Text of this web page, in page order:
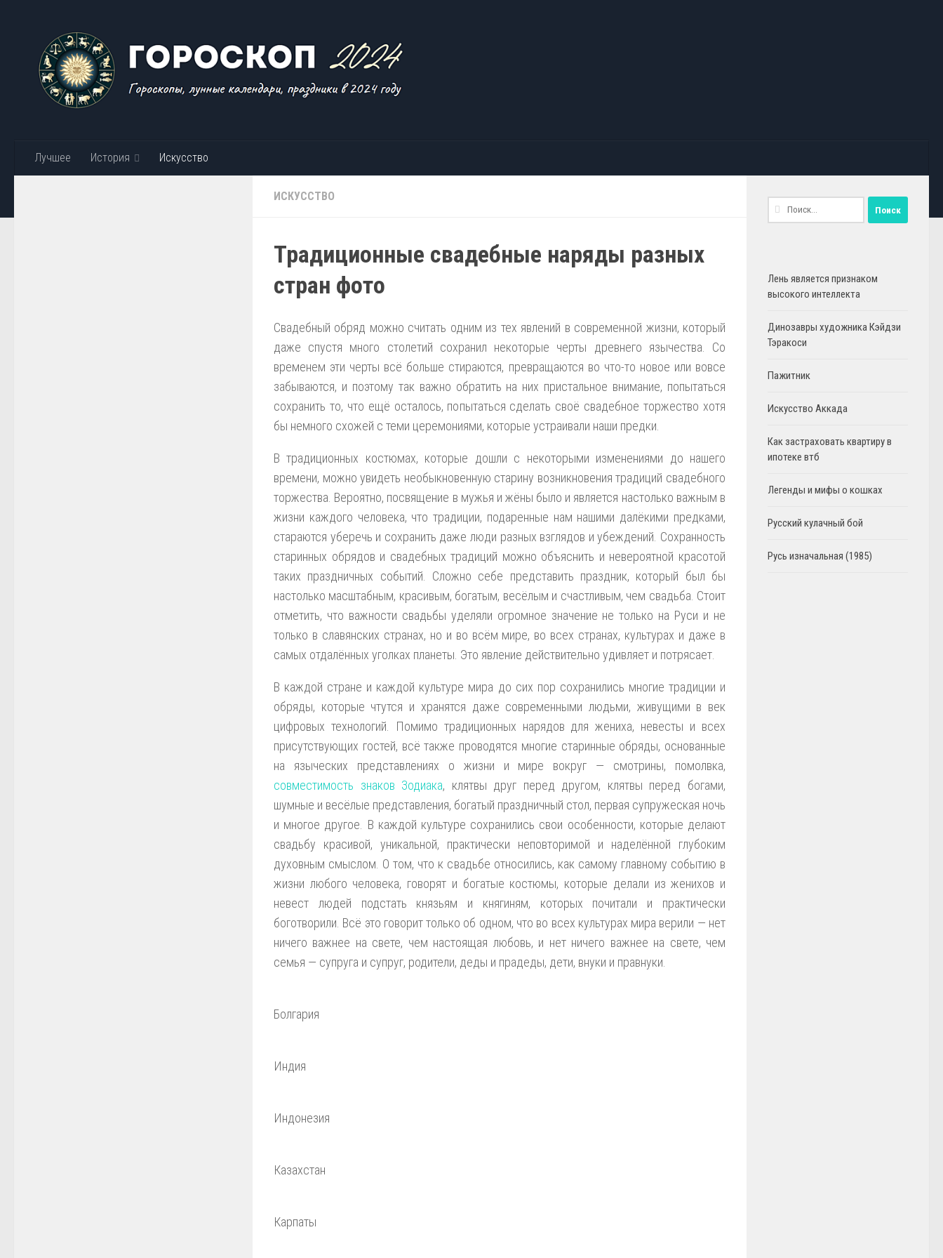
Лучшее История Искусство
ИСКУССТВО
Традиционные свадебные наряды разных
стран фото
Свадебный обряд можно считать одним из тех явлений в современной жизни, который
даже спустя много столетий сохранил некоторые черты древнего язычества. Со
временем эти черты всё больше стираются, превращаются во что-то новое или вовсе
забываются, и поэтому так важно обратить на них пристальное внимание, попытаться
сохранить то, что ещё осталось, попытаться сделать своё свадебное торжество хотя
бы немного схожей с теми церемониями, которые устраивали наши предки.
В традиционных костюмах, которые дошли с некоторыми изменениями до нашего
времени, можно увидеть необыкновенную старину возникновения традиций свадебного
торжества. Вероятно, посвящение в мужья и жёны было и является настолько важным в
жизни каждого человека, что традиции, подаренные нам нашими далёкими предками,
стараются уберечь и сохранить даже люди разных взглядов и убеждений. Сохранность
старинных обрядов и свадебных традиций можно объяснить и невероятной красотой
таких праздничных событий. Сложно себе представить праздник, который был бы
настолько масштабным, красивым, богатым, весёлым и счастливым, чем свадьба. Стоит
отметить, что важности свадьбы уделяли огромное значение не только на Руси и не
только в славянских странах, но и во всём мире, во всех странах, культурах и даже в
самых отдалённых уголках планеты. Это явление действительно удивляет и потрясает.
В каждой стране и каждой культуре мира до сих пор сохранились многие традиции и
обряды, которые чтутся и хранятся даже современными людьми, живущими в век
цифровых технологий. Помимо традиционных нарядов для жениха, невесты и всех
присутствующих гостей, всё также проводятся многие старинные обряды, основанные
на языческих представлениях о жизни и мире вокруг — смотрины, помолвка,
совместимость знаков Зодиака, клятвы друг перед другом, клятвы перед богами,
шумные и весёлые представления, богатый праздничный стол, первая супружеская ночь
и многое другое. В каждой культуре сохранились свои особенности, которые делают
свадьбу красивой, уникальной, практически неповторимой и наделённой глубоким
духовным смыслом. О том, что к свадьбе относились, как самому главному событию в
жизни любого человека, говорят и богатые костюмы, которые делали из женихов и
невест людей подстать князьям и княгиням, которых почитали и практически
боготворили. Всё это говорит только об одном, что во всех культурах мира верили — нет
ничего важнее на свете, чем настоящая любовь, и нет ничего важнее на свете, чем
семья — супруга и супруг, родители, деды и прадеды, дети, внуки и правнуки.
Болгария
Индия
Индонезия
Казахстан
Карпаты
Найти:
Лень является признаком
высокого интеллекта
Динозавры художника Кэйдзи
Тэракоси
Пажитник
Искусство Аккада
Как застраховать квартиру в
ипотеке втб
Легенды и мифы о кошках
Русский кулачный бой
Русь изначальная (1985)